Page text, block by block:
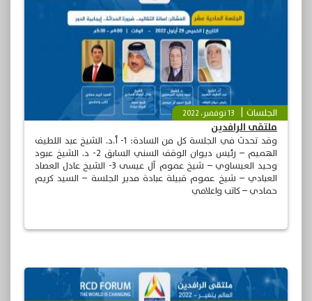
الجلسات 13 نوفمبر، 2022
ملتقى الرافدين
وقد تحدث في الجلسة كل من السادة: 1- أ.د. الشيخ عبد اللطيف
الهميم – رئيس ديوان الوقف السني السابق 2- د. الشيخ عبود
وحيد العيساوي – شيخ عموم آل عيسى 3- الشيخ عادل العصاد
العبادي – شيخ عموم قبيلة عبادة مدير الجلسة – السيد كريم
حمادي – كاتب واعلامي